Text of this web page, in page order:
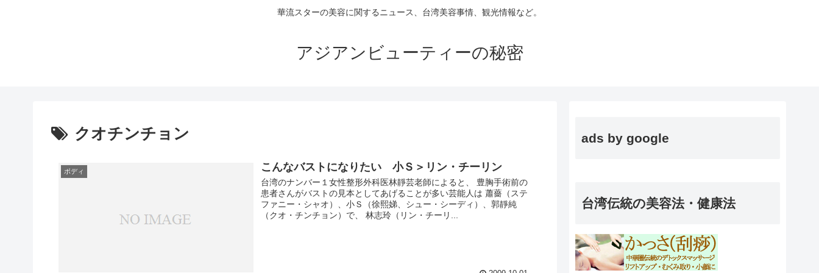
華流スターの美容に関するニュース、台湾美容事情、観光情報など。
アジアンビューティーの秘密
クオチンチョン
ボディ こんなバストになりたい 小Ｓ＞リン・チーリン
台湾のナンバー１女性整形外科医林靜芸老師によると、 豊胸手術前の
患者さんがバストの見本としてあげることが多い芸能人は 蕭薔（ステ
ファニー・シャオ）、小Ｓ（徐熙娣、シュー・シーディ）、郭靜純
（クオ・チンチョン）で、 林志玲（リン・チーリ...
ads by google
台湾伝統の美容法・健康法